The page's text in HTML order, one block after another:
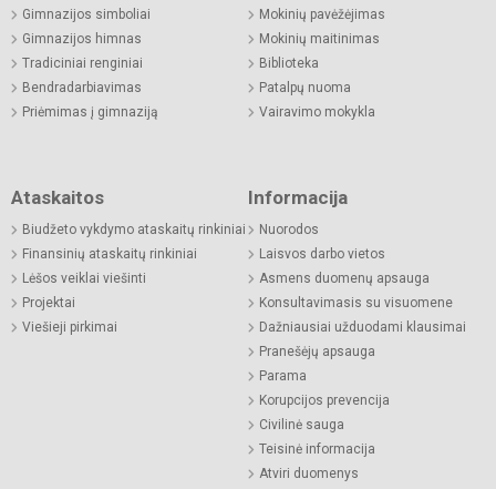
Gimnazijos simboliai
Gimnazijos himnas
Tradiciniai renginiai
Bendradarbiavimas
Priėmimas į gimnaziją
Mokinių pavėžėjimas
Mokinių maitinimas
Biblioteka
Patalpų nuoma
Vairavimo mokykla
Ataskaitos
Biudžeto vykdymo ataskaitų rinkiniai
Finansinių ataskaitų rinkiniai
Lėšos veiklai viešinti
Projektai
Viešieji pirkimai
Informacija
Nuorodos
Laisvos darbo vietos
Asmens duomenų apsauga
Konsultavimasis su visuomene
Dažniausiai užduodami klausimai
Pranešėjų apsauga
Parama
Korupcijos prevencija
Civilinė sauga
Teisinė informacija
Atviri duomenys